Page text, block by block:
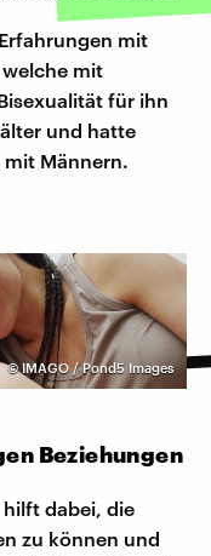
mit
mit
für ihn
und hatte
Männern.
©IMAGO / Pond5 Images
Beziehungen
dabei, die
zu können und